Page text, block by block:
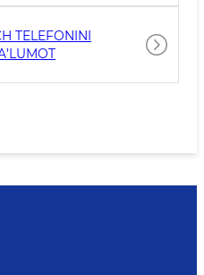
TELEFONINI